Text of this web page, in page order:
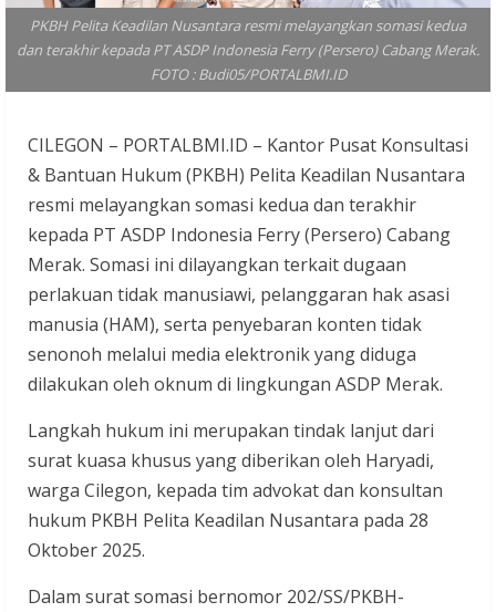
PKBH Pelita Keadilan Nusantara resmi melayangkan somasi kedua
dan terakhir kepada PT ASDP Indonesia Ferry (Persero) Cabang Merak.
FOTO : Budi05/PORTALBMI.ID
CILEGON – PORTALBMI.ID – Kantor Pusat Konsultasi
& Bantuan Hukum (PKBH) Pelita Keadilan Nusantara
resmi melayangkan somasi kedua dan terakhir
kepada PT ASDP Indonesia Ferry (Persero) Cabang
Merak. Somasi ini dilayangkan terkait dugaan
perlakuan tidak manusiawi, pelanggaran hak asasi
manusia (HAM), serta penyebaran konten tidak
senonoh melalui media elektronik yang diduga
dilakukan oleh oknum di lingkungan ASDP Merak.
Langkah hukum ini merupakan tindak lanjut dari
surat kuasa khusus yang diberikan oleh Haryadi,
warga Cilegon, kepada tim advokat dan konsultan
hukum PKBH Pelita Keadilan Nusantara pada 28
Oktober 2025.
Dalam surat somasi bernomor 202/SS/PKBH-